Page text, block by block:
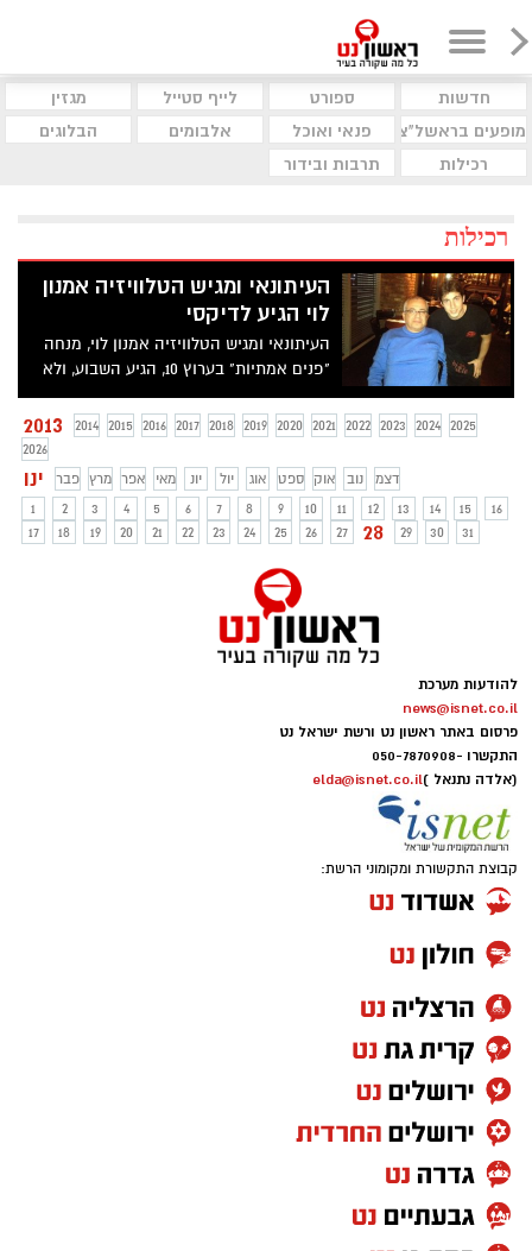
חדשות ספורט לייף סטייל
מגזין
מופעים בראשל"צ
פנאי ואוכל אלבומים
הבלוגים
רכילות
תרבות ובידור
רכילות
העיתונאי ומגיש הטלוויזיה אמנון
לוי הגיע לדיקסי
העיתונאי ומגיש הטלוויזיה אמנון לוי, מנחה
"פנים אמתיות" בערוץ 10, הגיע השבוע, ולא
לצורך תחקיר הפעם, למסעדת דיקסי בראשון
לציון.
2013 2014 2015 2016 2017 2018 2019 2020 2021 2022 2023 2024 2025
2026
ינו פבר מרץ אפר מאי יונ יול אוג ספט אוק נוב
דצמ
1
2 3 4 5 6 7 8 9 10 11 12 13 14 15
16
17
18 19 20 21 22 23 24 25 26 27 28 29 30 31
להודעות מערכת
news@isnet.co.il
פרסום באתר ראשון נט ורשת ישראל נט
התקשרו -050-7870908
(אלדה נתנאל )elda@isnet.co.il
קבוצת התקשורת ומקומוני הרשת: